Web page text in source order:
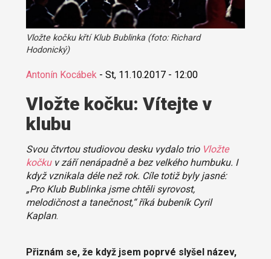
Vložte kočku křtí Klub Bublinka (foto: Richard
Hodonický)
Antonín Kocábek- St, 11.10.2017 - 12:00
Vložte kočku: Vítejte v
klubu
Svou čtvrtou studiovou desku vydalo trioVložte
kočkuv září nenápadně a bez velkého humbuku. I
když vznikala déle než rok. Cíle totiž byly jasné:
„Pro Klub Bublinkajsme chtěli syrovost,
melodičnost a tanečnost,“ říká bubeník Cyril
Kaplan.
Přiznám se, že když jsem poprvé slyšel název,